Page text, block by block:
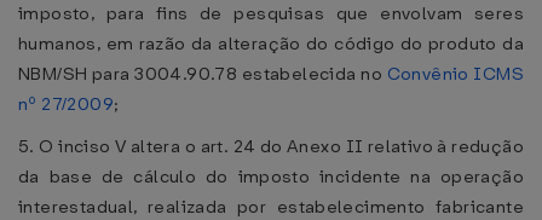
imposto, para fins de pesquisas que envolvam seres
humanos, em razão da alteração do código do produto da
NBM/SH para 3004.90.78 estabelecida no Convênio ICMS
nº 27/2009;
5. O inciso V altera o art. 24 do Anexo II relativo à redução
da base de cálculo do imposto incidente na operação
interestadual, realizada por estabelecimento fabricante